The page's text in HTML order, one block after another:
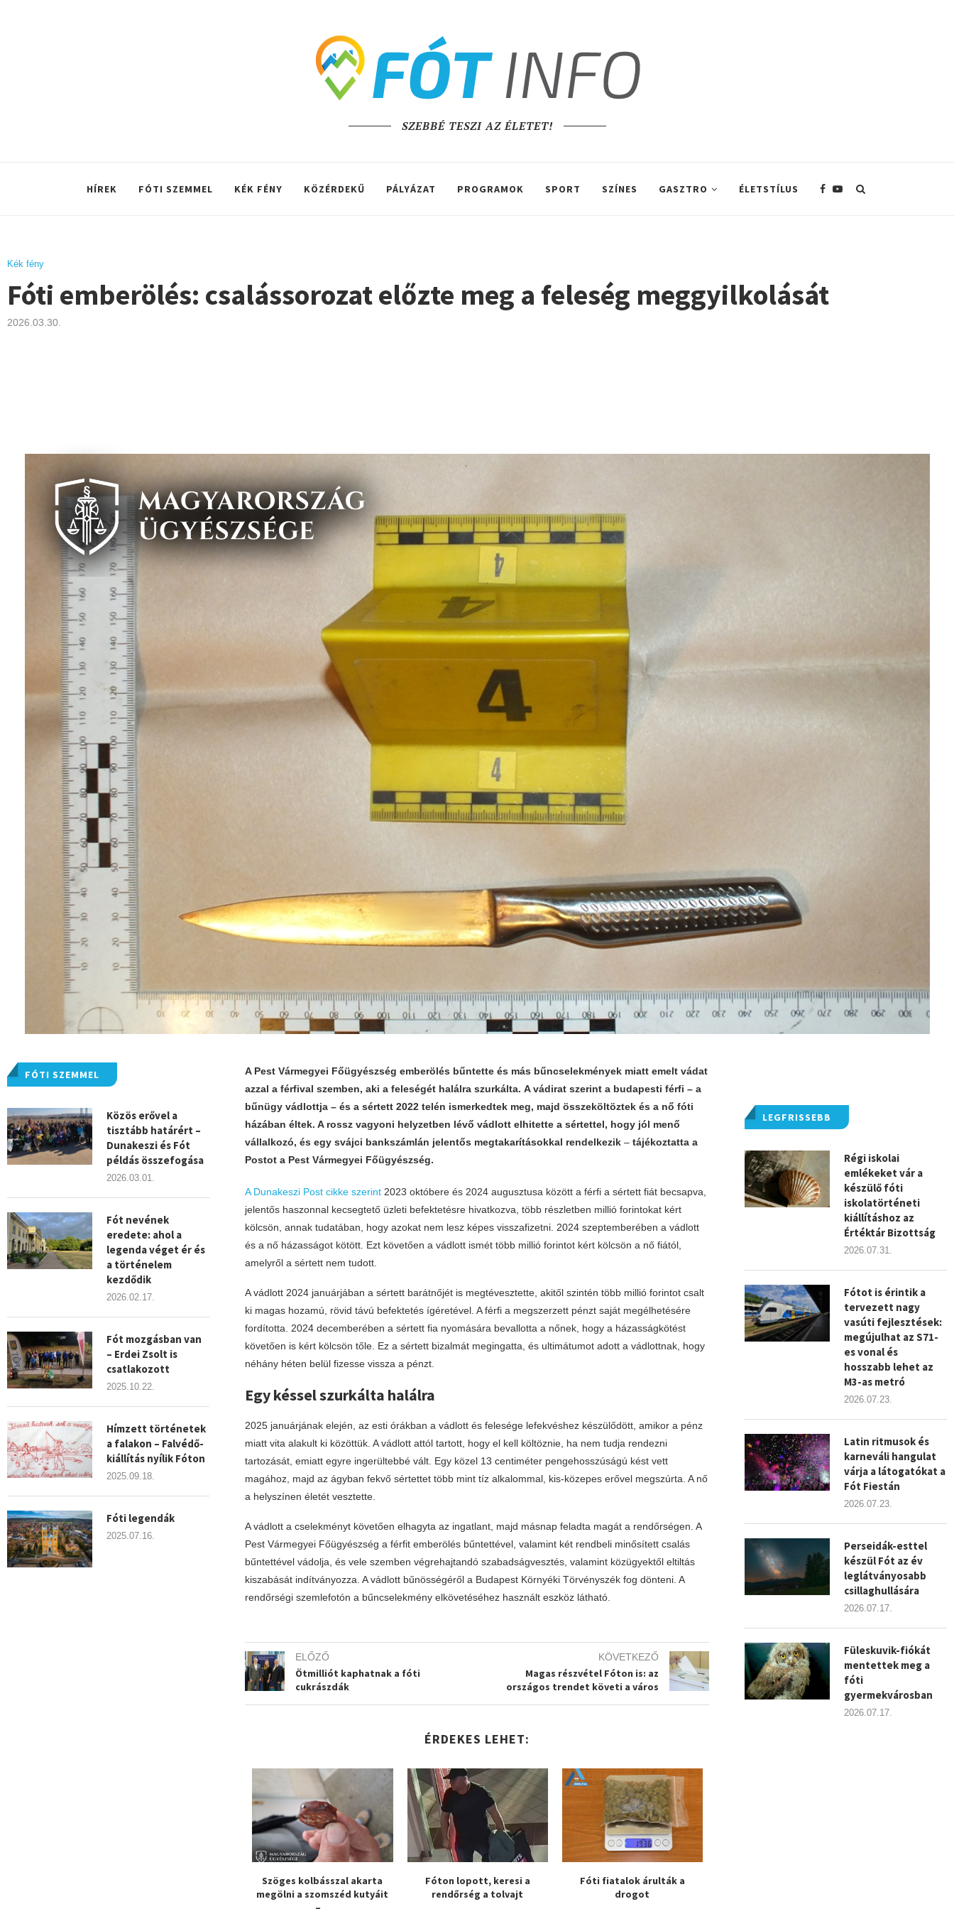
SZEBBÉ TESZI AZ ÉLETET!
HÍREK FÓTI SZEMMEL KÉK FÉNY KÖZÉRDEKŰ PÁLYÁZAT PROGRAMOK SPORT SZÍNES GASZTRO ÉLETSTÍLUS
Kék fény
Fóti emberölés: csalássorozat előzte meg a feleség meggyilkolását
2026.03.30.
A Pest Vármegyei Főügyészség emberölés bűntette és más bűncselekmények miatt emelt vádat
azzal a férfival szemben, aki a feleségét halálra szurkálta. A vádirat szerint a budapesti férfi – a
bűnügy vádlottja – és a sértett 2022 telén ismerkedtek meg, majd összeköltöztek és a nő fóti
házában éltek. A rossz vagyoni helyzetben lévő vádlott elhitette a sértettel, hogy jól menő
vállalkozó, és egy svájci bankszámlán jelentős megtakarításokkal rendelkezik– tájékoztatta a
Postot a Pest Vármegyei Főügyészség.
A Dunakeszi Post cikke szerint2023 októbere és 2024 augusztusa között a férfi a sértett fiát becsapva,
jelentős haszonnal kecsegtető üzleti befektetésre hivatkozva, több részletben millió forintokat kért
kölcsön, annak tudatában, hogy azokat nem lesz képes visszafizetni. 2024 szeptemberében a vádlott
és a nő házasságot kötött. Ezt követően a vádlott ismét több millió forintot kért kölcsön a nő fiától,
amelyről a sértett nem tudott.
A vádlott 2024 januárjában a sértett barátnőjét is megtévesztette, akitől szintén több millió forintot csalt
ki magas hozamú, rövid távú befektetés ígéretével. A férfi a megszerzett pénzt saját megélhetésére
fordította. 2024 decemberében a sértett fia nyomására bevallotta a nőnek, hogy a házasságkötést
követően is kért kölcsön tőle. Ez a sértett bizalmát megingatta, és ultimátumot adott a vádlottnak, hogy
néhány héten belül fizesse vissza a pénzt.
Egy késsel szurkálta halálra
2025 januárjának elején, az esti órákban a vádlott és felesége lefekvéshez készülődött, amikor a pénz
miatt vita alakult ki közöttük. A vádlott attól tartott, hogy el kell költöznie, ha nem tudja rendezni
tartozását, emiatt egyre ingerültebbé vált. Egy közel 13 centiméter pengehosszúságú kést vett
magához, majd az ágyban fekvő sértettet több mint tíz alkalommal, kis-közepes erővel megszúrta. A nő
a helyszínen életét vesztette.
A vádlott a cselekményt követően elhagyta az ingatlant, majd másnap feladta magát a rendőrségen. A
Pest Vármegyei Főügyészség a férfit emberölés bűntettével, valamint két rendbeli minősített csalás
bűntettével vádolja, és vele szemben végrehajtandó szabadságvesztés, valamint közügyektől eltiltás
kiszabását indítványozza. A vádlott bűnösségéről a Budapest Környéki Törvényszék fog dönteni. A
rendőrségi szemlefotón a bűncselekmény elkövetéséhez használt eszköz látható.
ELŐZŐ
Ötmilliót kaphatnak a fóti
cukrászdák
KÖVETKEZŐ
Magas részvétel Fóton is: az
országos trendet követi a város
ÉRDEKES LEHET:
Szöges kolbásszal akarta
megölni a szomszéd kutyáit
Fóton lopott, keresi a
rendőrség a tolvajt
Fóti fiatalok árulták a
drogot
LEGFRISSEBB
Régi iskolai
emlékeket vár a
készülő fóti
iskolatörténeti
kiállításhoz az
Értéktár Bizottság
2026.07.31.
Fótot is érintik a
tervezett nagy
vasúti fejlesztések:
megújulhat az S71-
es vonal és
hosszabb lehet az
M3-as metró
2026.07.23.
Latin ritmusok és
karneváli hangulat
várja a látogatókat a
Fót Fiestán
2026.07.23.
Perseidák-esttel
készül Fót az év
leglátványosabb
csillaghullására
2026.07.17.
Füleskuvik-fiókát
mentettek meg a
fóti
gyermekvárosban
2026.07.17.
FÓTI SZEMMEL
Közös erővel a
tisztább határért –
Dunakeszi és Fót
példás összefogása
2026.03.01.
Fót nevének
eredete: ahol a
legenda véget ér és
a történelem
kezdődik
2026.02.17.
Fót mozgásban van
– Erdei Zsolt is
csatlakozott
2025.10.22.
Hímzett történetek
a falakon – Falvédő-
kiállítás nyílik Fóton
2025.09.18.
Fóti legendák
2025.07.16.